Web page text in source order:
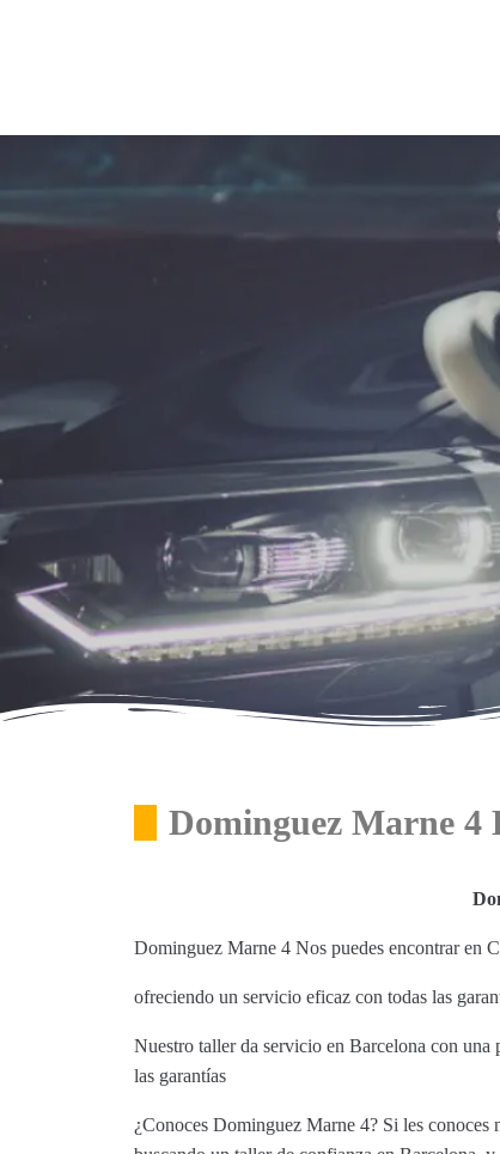
Dominguez Marne 4
Dominguez Marne 4 Nos puedes encontrar en
ofreciendo un servicio eficaz con todas las
Nuestro taller da servicio en Barcelona con
las garantías
¿Conoces Dominguez Marne 4? Si les conoces